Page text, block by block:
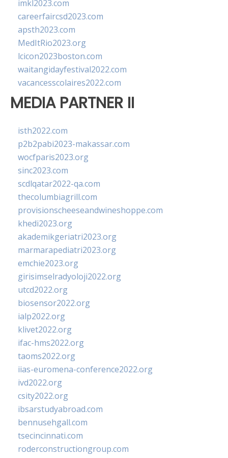
imkl2023.com
careerfaircsd2023.com
apsth2023.com
MedItRio2023.org
lcicon2023boston.com
waitangidayfestival2022.com
vacancesscolaires2022.com
MEDIA PARTNER II
isth2022.com
p2b2pabi2023-makassar.com
wocfparis2023.org
sinc2023.com
scdlqatar2022-qa.com
thecolumbiagrill.com
provisionscheeseandwineshoppe.com
khedi2023.org
akademikgeriatri2023.org
marmarapediatri2023.org
emchie2023.org
girisimselradyoloji2022.org
utcd2022.org
biosensor2022.org
ialp2022.org
klivet2022.org
ifac-hms2022.org
taoms2022.org
iias-euromena-conference2022.org
ivd2022.org
csity2022.org
ibsarstudyabroad.com
bennusehgall.com
tsecincinnati.com
roderconstructiongroup.com